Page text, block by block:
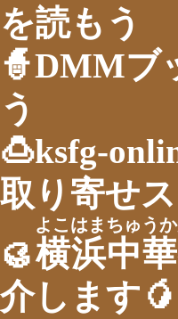
を読もう
🧙DMMブ
う
🍮ksfg-
取り寄せ
🥮横浜中
よこはまちゅう
介します🥭